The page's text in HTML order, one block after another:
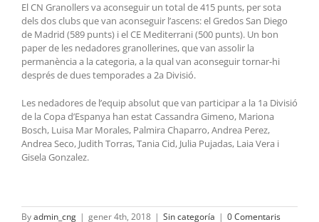
El CN Granollers va aconseguir un total de 415 punts, per sota
dels dos clubs que van aconseguir l’ascens: el Gredos San Diego
de Madrid (589 punts) i el CE Mediterrani (500 punts). Un bon
paper de les nedadores granollerines, que van assolir la
permanència a la categoria, a la qual van aconseguir tornar-hi
després de dues temporades a 2a Divisió.
Les nedadores de l’equip absolut que van participar a la 1a Divisió
de la Copa d’Espanya han estat Cassandra Gimeno, Mariona
Bosch, Luisa Mar Morales, Palmira Chaparro, Andrea Perez,
Andrea Seco, Judith Torras, Tania Cid, Julia Pujadas, Laia Vera i
Gisela Gonzalez.
Byadmin_cng | gener 4th, 2018 | Sin categoría | 0 Comentaris